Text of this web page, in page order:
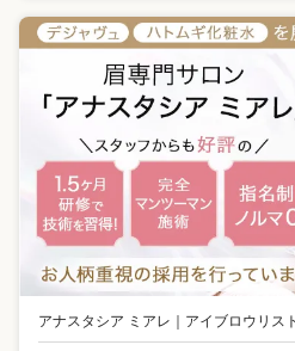
アナスタシア ミアレ アイブロウリス